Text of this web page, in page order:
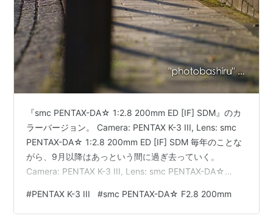
『smc PENTAX-DA☆ 1:2.8 200mm ED [IF] SDM』のカ
ラーバージョン。 Camera: PENTAX K-3 III, Lens: smc
PENTAX-DA☆ 1:2.8 200mm ED [IF] SDM 毎年のことな
がら、9月以降はあっという間に過ぎ去っていく。
Camera: PENTAX K-3 III, Lens: smc PENTAX-DA☆
の前 12 月になって恐ろしいことだと思っていたら、もう
カウントダウンが始まりそうな時期である。 Camera:
#PENTAX K-3 III #smc PENTAX-DA☆ F2.8 200mm